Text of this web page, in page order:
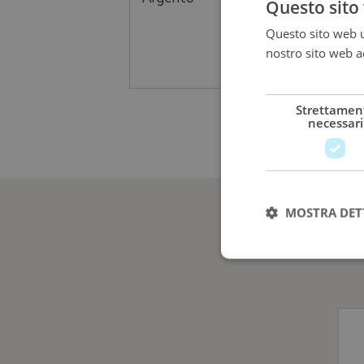
Questo
Questo sito web
nostro sito web
necessari
MOSTRA